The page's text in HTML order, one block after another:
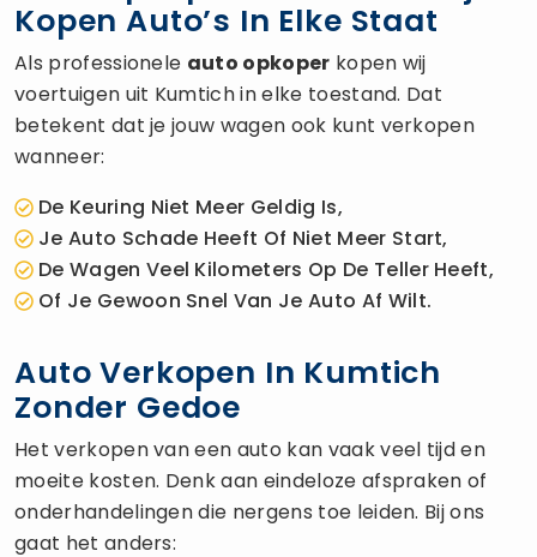
Kopen Auto’s In Elke Staat
Als professionele auto opkoper kopen wij
voertuigen uit Kumtich in elke toestand. Dat
betekent dat je jouw wagen ook kunt verkopen
wanneer:
De Keuring Niet Meer Geldig Is,
Je Auto Schade Heeft Of Niet Meer Start,
De Wagen Veel Kilometers Op De Teller Heeft,
Of Je Gewoon Snel Van Je Auto Af Wilt.
Auto Verkopen In Kumtich
Zonder Gedoe
Het verkopen van een auto kan vaak veel tijd en
moeite kosten. Denk aan eindeloze afspraken of
onderhandelingen die nergens toe leiden. Bij ons
gaat het anders: